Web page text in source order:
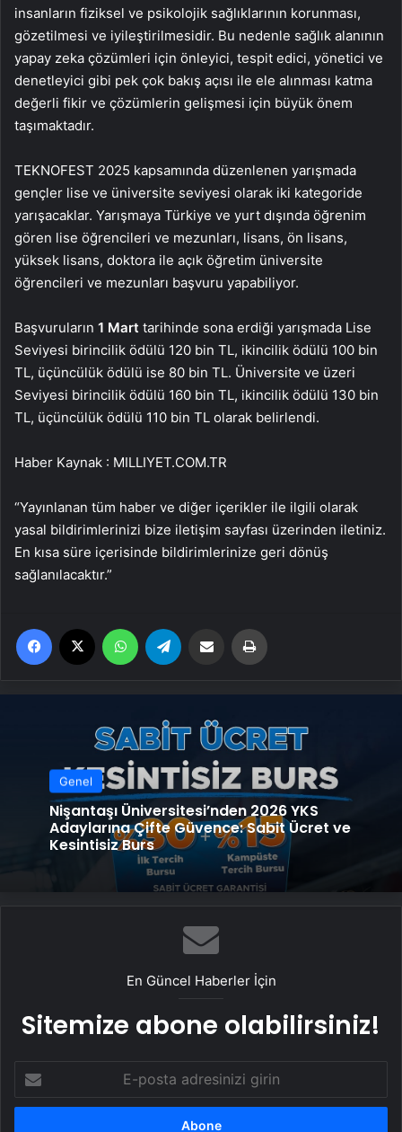
insanların fiziksel ve psikolojik sağlıklarının korunması,
gözetilmesi ve iyileştirilmesidir. Bu nedenle sağlık alanının
yapay zeka çözümleri için önleyici, tespit edici, yönetici ve
denetleyici gibi pek çok bakış açısı ile ele alınması katma
değerli fikir ve çözümlerin gelişmesi için büyük önem
taşımaktadır.
TEKNOFEST 2025 kapsamında düzenlenen yarışmada
gençler lise ve üniversite seviyesi olarak iki kategoride
yarışacaklar. Yarışmaya Türkiye ve yurt dışında öğrenim
gören lise öğrencileri ve mezunları, lisans, ön lisans,
yüksek lisans, doktora ile açık öğretim üniversite
öğrencileri ve mezunları başvuru yapabiliyor.
Başvuruların 1 Mart tarihinde sona erdiği yarışmada Lise
Seviyesi birincilik ödülü 120 bin TL, ikincilik ödülü 100 bin
TL, üçüncülük ödülü ise 80 bin TL. Üniversite ve üzeri
Seviyesi birincilik ödülü 160 bin TL, ikincilik ödülü 130 bin
TL, üçüncülük ödülü 110 bin TL olarak belirlendi.
Haber Kaynak : MILLIYET.COM.TR
“Yayınlanan tüm haber ve diğer içerikler ile ilgili olarak
yasal bildirimlerinizi bize iletişim sayfası üzerinden iletiniz.
En kısa süre içerisinde bildirimlerinize geri dönüş
sağlanılacaktır.”
Facebook WhatsApp Email'den paylaş
Genel
Nişantaşı Üniversitesi’nden 2026 YKS
Adaylarına Çifte Güvence: Sabit Ücret ve
Kesintisiz Burs
En Güncel Haberler İçin
Sitemize abone olabilirsiniz!
posta
adresinizi